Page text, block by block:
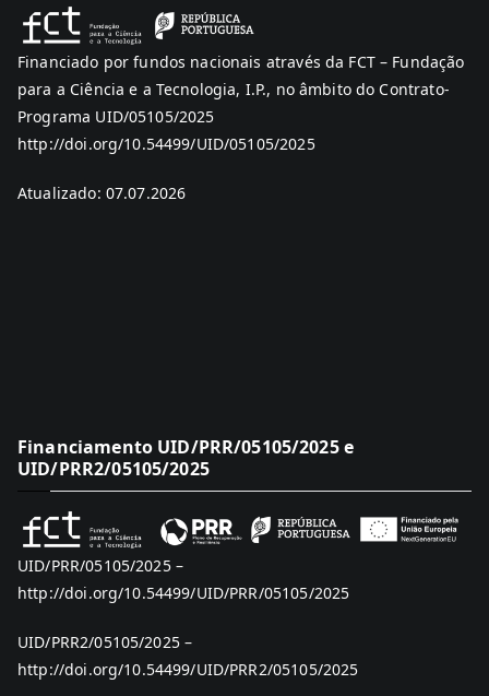
Financiado por fundos nacionais através da FCT – Fundação
para a Ciência e a Tecnologia, I.P., no âmbito do Contrato-
Programa UID/05105/2025
http://doi.org/10.54499/UID/05105/2025
Atualizado: 07.07.2026
Financiamento UID/PRR/05105/2025 e
UID/PRR2/05105/2025
UID/PRR/05105/2025 –
http://doi.org/10.54499/UID/PRR/05105/2025
UID/PRR2/05105/2025 –
http://doi.org/10.54499/UID/PRR2/05105/2025